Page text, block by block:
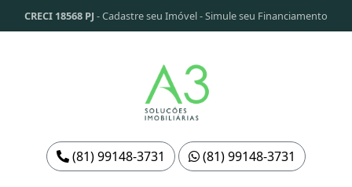
CRECI 18568 PJ -Cadastre seu Imóvel-Simule seu Financiamento
(81) 99148-3731 (81) 99148-3731